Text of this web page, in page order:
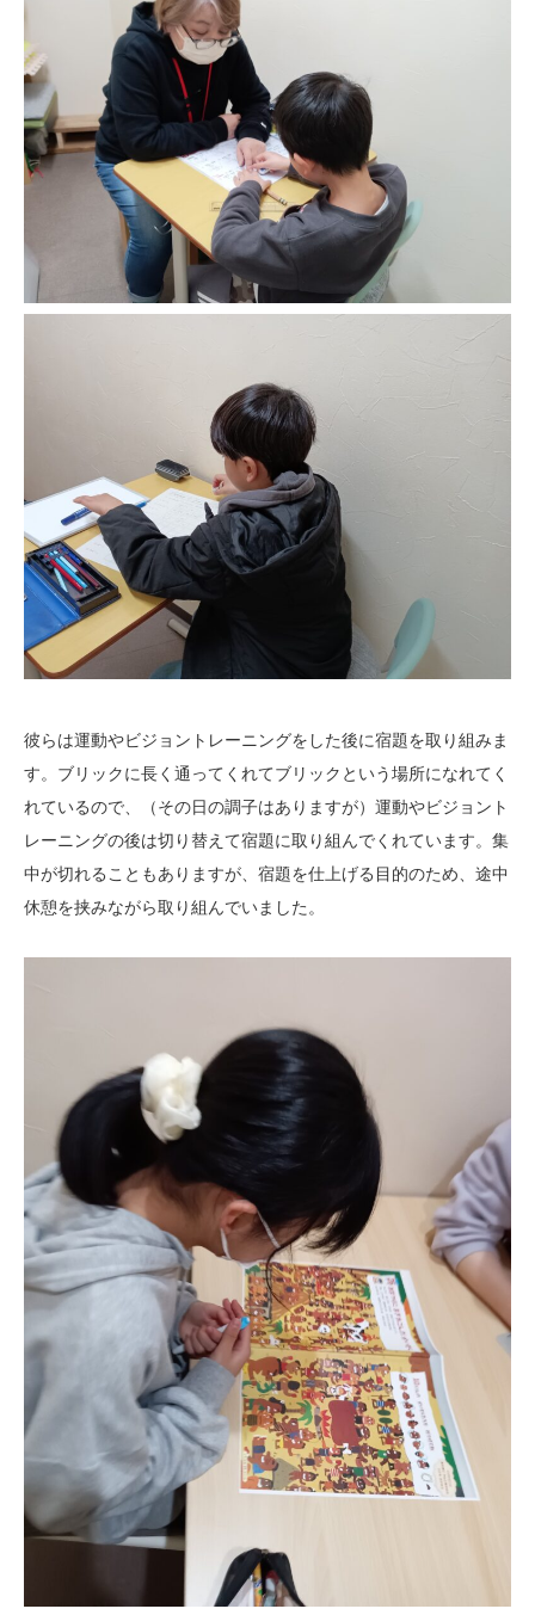
彼らは運動やビジョントレーニングをした後に宿題を取り組みま
す。ブリックに長く通ってくれてブリックという場所になれてく
れているので、（その日の調子はありますが）運動やビジョント
レーニングの後は切り替えて宿題に取り組んでくれています。集
中が切れることもありますが、宿題を仕上げる目的のため、途中
休憩を挟みながら取り組んでいました。